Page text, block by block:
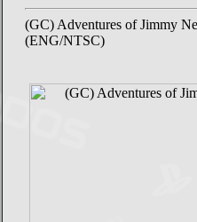
(GC) Adventures of Jimmy
(ENG/NTSC)